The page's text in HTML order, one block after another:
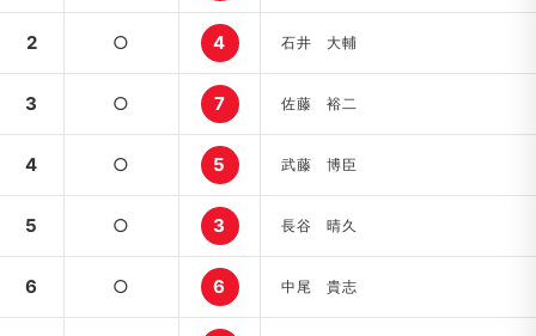
2 ○ 4 石井 大輔
3 ○ 7 佐藤 裕二
4 ○ 5 武藤 博臣
5 ○ 3 長谷 晴久
6 ○ 6 中尾 貴志